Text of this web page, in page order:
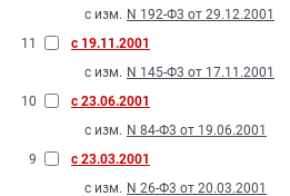
с изм. N 192-Ф3 от 29.12.2001
11
с 19.11.2001
с изм. N 145-Ф3 от 17.11.2001
10
с 23.06.2001
с изм. N 84-Ф3 от 19.06.2001
9
с 23.03.2001
с изм. N 26-Ф3 от 20.03.2001